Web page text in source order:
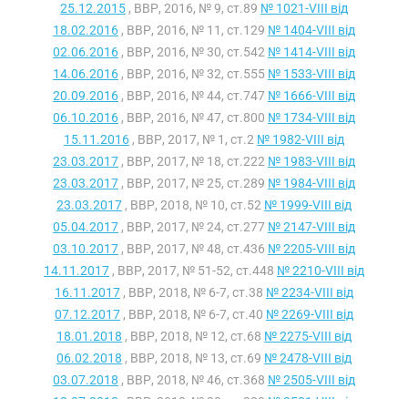
25.12.2015 , ВВР, 2016, № 9, ст.89 № 1021-VIII від
18.02.2016 , ВВР, 2016, № 11, ст.129 № 1404-VIII від
02.06.2016 , ВВР, 2016, № 30, ст.542 № 1414-VIII від
14.06.2016 , ВВР, 2016, № 32, ст.555 № 1533-VIII від
20.09.2016 , ВВР, 2016, № 44, ст.747 № 1666-VIII від
06.10.2016 , ВВР, 2016, № 47, ст.800 № 1734-VIII від
15.11.2016 , ВВР, 2017, № 1, ст.2 № 1982-VIII від
23.03.2017 , ВВР, 2017, № 18, ст.222 № 1983-VIII від
23.03.2017 , ВВР, 2017, № 25, ст.289 № 1984-VIII від
23.03.2017 , ВВР, 2018, № 10, ст.52 № 1999-VIII від
05.04.2017 , ВВР, 2017, № 24, ст.277 № 2147-VIII від
03.10.2017 , ВВР, 2017, № 48, ст.436 № 2205-VIII від
14.11.2017 , ВВР, 2017, № 51-52, ст.448 № 2210-VIII від
16.11.2017 , ВВР, 2018, № 6-7, ст.38 № 2234-VIII від
07.12.2017 , ВВР, 2018, № 6-7, ст.40 № 2269-VIII від
18.01.2018 , ВВР, 2018, № 12, ст.68 № 2275-VIII від
06.02.2018 , ВВР, 2018, № 13, ст.69 № 2478-VIII від
03.07.2018 , ВВР, 2018, № 46, ст.368 № 2505-VIII від